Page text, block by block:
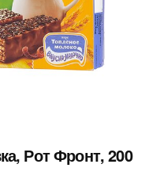
Рот Фронт, 200